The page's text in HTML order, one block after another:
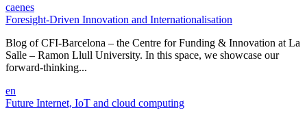
caenes
Foresight-Driven Innovation and Internationalisation
Blog of CFI-Barcelona – the Centre for Funding & Innovation at La
Salle – Ramon Llull University. In this space, we showcase our
forward-thinking...
en
Future Internet, IoT and cloud computing